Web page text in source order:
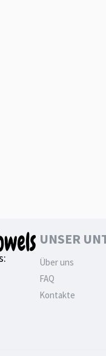
UNSER
Über uns
FAQ
Kontakte